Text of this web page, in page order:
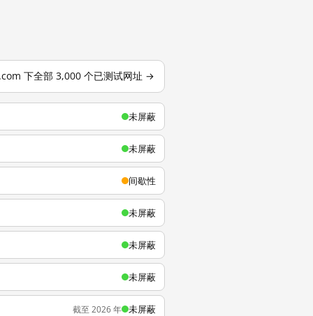
下全部 3,000 个已测试网址 →
未屏蔽
未屏蔽
间歇性
未屏蔽
未屏蔽
未屏蔽
截至 2026 年 未屏蔽